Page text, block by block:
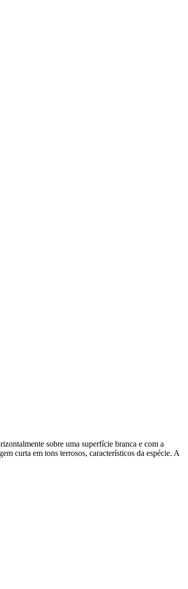
sobre uma superfície branca e com a
curta em tons terrosos, característicos da espécie. A